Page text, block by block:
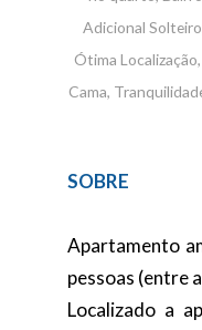
Adicional Solteiro
Ótima Localização,
Cama,
SOBRE
Apartamento
pessoas (entre
Localizado a